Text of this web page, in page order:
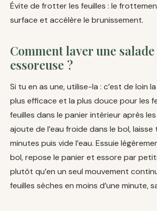
Évite de frotter les feuilles : le
surface et accélère le brunissement.
Comment laver une
essoreuse ?
Si tu en as une, utilise-la : c’est de loin
plus efficace et la plus douce pour les
feuilles dans le panier intérieur après
ajoute de l’eau froide dans le bol,
minutes puis vide l’eau. Essuie
bol, repose le panier et essore par
plutôt qu’en un seul mouvement
feuilles sèches en moins d’une minute,